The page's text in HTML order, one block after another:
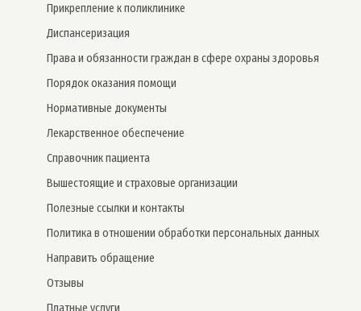
Прикрепление к поликлинике
Дис­пансе­риза­ция
Права и обязанности граждан в сфере охраны здоровья
Порядок оказания помощи
Нормативные документы
Лекарственное обеспечение
Справочник пациента
Вышестоящие и страховые организации
Полезные ссылки и контакты
Политика в отношении обработки персональных данных
Направить обращение
Отзывы
Платные услуги